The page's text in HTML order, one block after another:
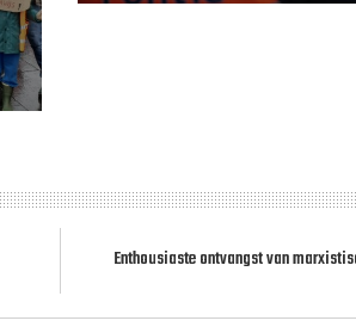
Enthousiaste ontvangst van